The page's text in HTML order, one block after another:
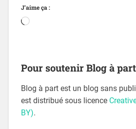
J’aime ça :
Pour soutenir Blog à
Blog à part est un blog sans
est distribué sous licence
BY).